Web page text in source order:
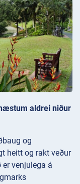
aldrei niður
og
heitt og rakt veður
venjulega á